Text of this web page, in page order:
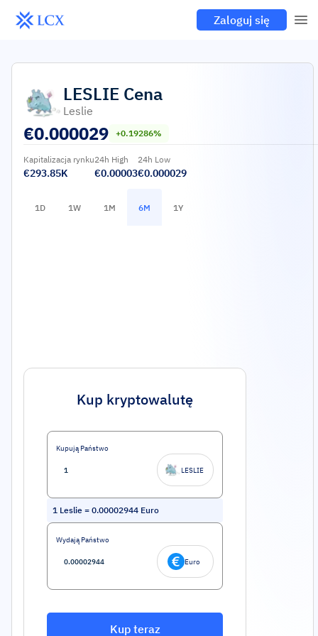
Zaloguj się
LESLIE Cena
Leslie
€0.000029 +0.19286%
Kapitalizacja rynku
€293.85K
24h High
€0.00003
24h Low
€0.000029
1D 1W 1M 6M 1Y
Kup kryptowalutę
Kupują Państwo
LESLIE
1 Leslie = 0.00002944 Euro
Wydają Państwo
Euro
Kup teraz